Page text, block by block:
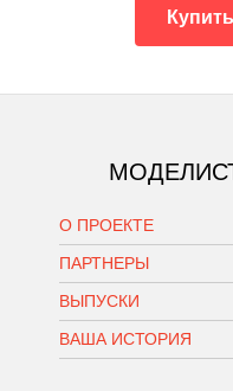
О ПРОЕКТЕ
ПАРТНЕРЫ
ВЫПУСКИ
ВАША ИСТОРИЯ